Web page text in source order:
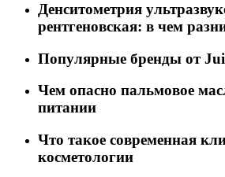
Денситометрия
рентгеновская: в чем
Популярные бренды от
Чем опасно пальмовое
питании
Что такое современная
косметологии